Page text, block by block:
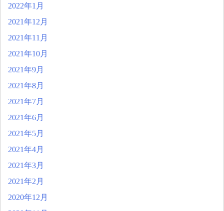
2022年1月
2021年12月
2021年11月
2021年10月
2021年9月
2021年8月
2021年7月
2021年6月
2021年5月
2021年4月
2021年3月
2021年2月
2020年12月